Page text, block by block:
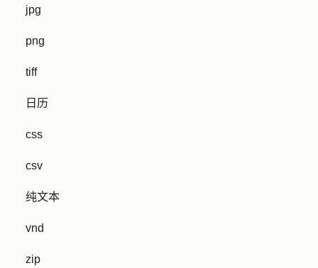
jpg
png
tiff
日历
css
csv
纯文本
vnd
zip